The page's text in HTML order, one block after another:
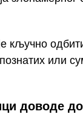
кључно
или
доводе